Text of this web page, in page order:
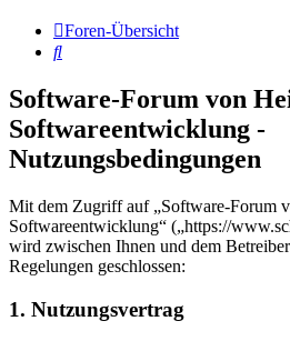
Foren-Übersicht
Suche
Software-Forum von
Softwareentwicklung -
Nutzungsbedingungen
Mit dem Zugriff auf „Software-Forum
Softwareentwicklung“ („https://
wird zwischen Ihnen und dem
Regelungen geschlossen:
1. Nutzungsvertrag